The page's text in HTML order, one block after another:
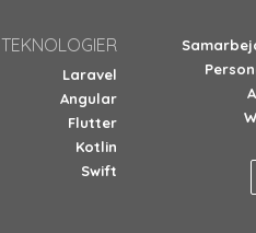
TEKNOLOGIER
Laravel
Angular
Flutter
Kotlin
Swift